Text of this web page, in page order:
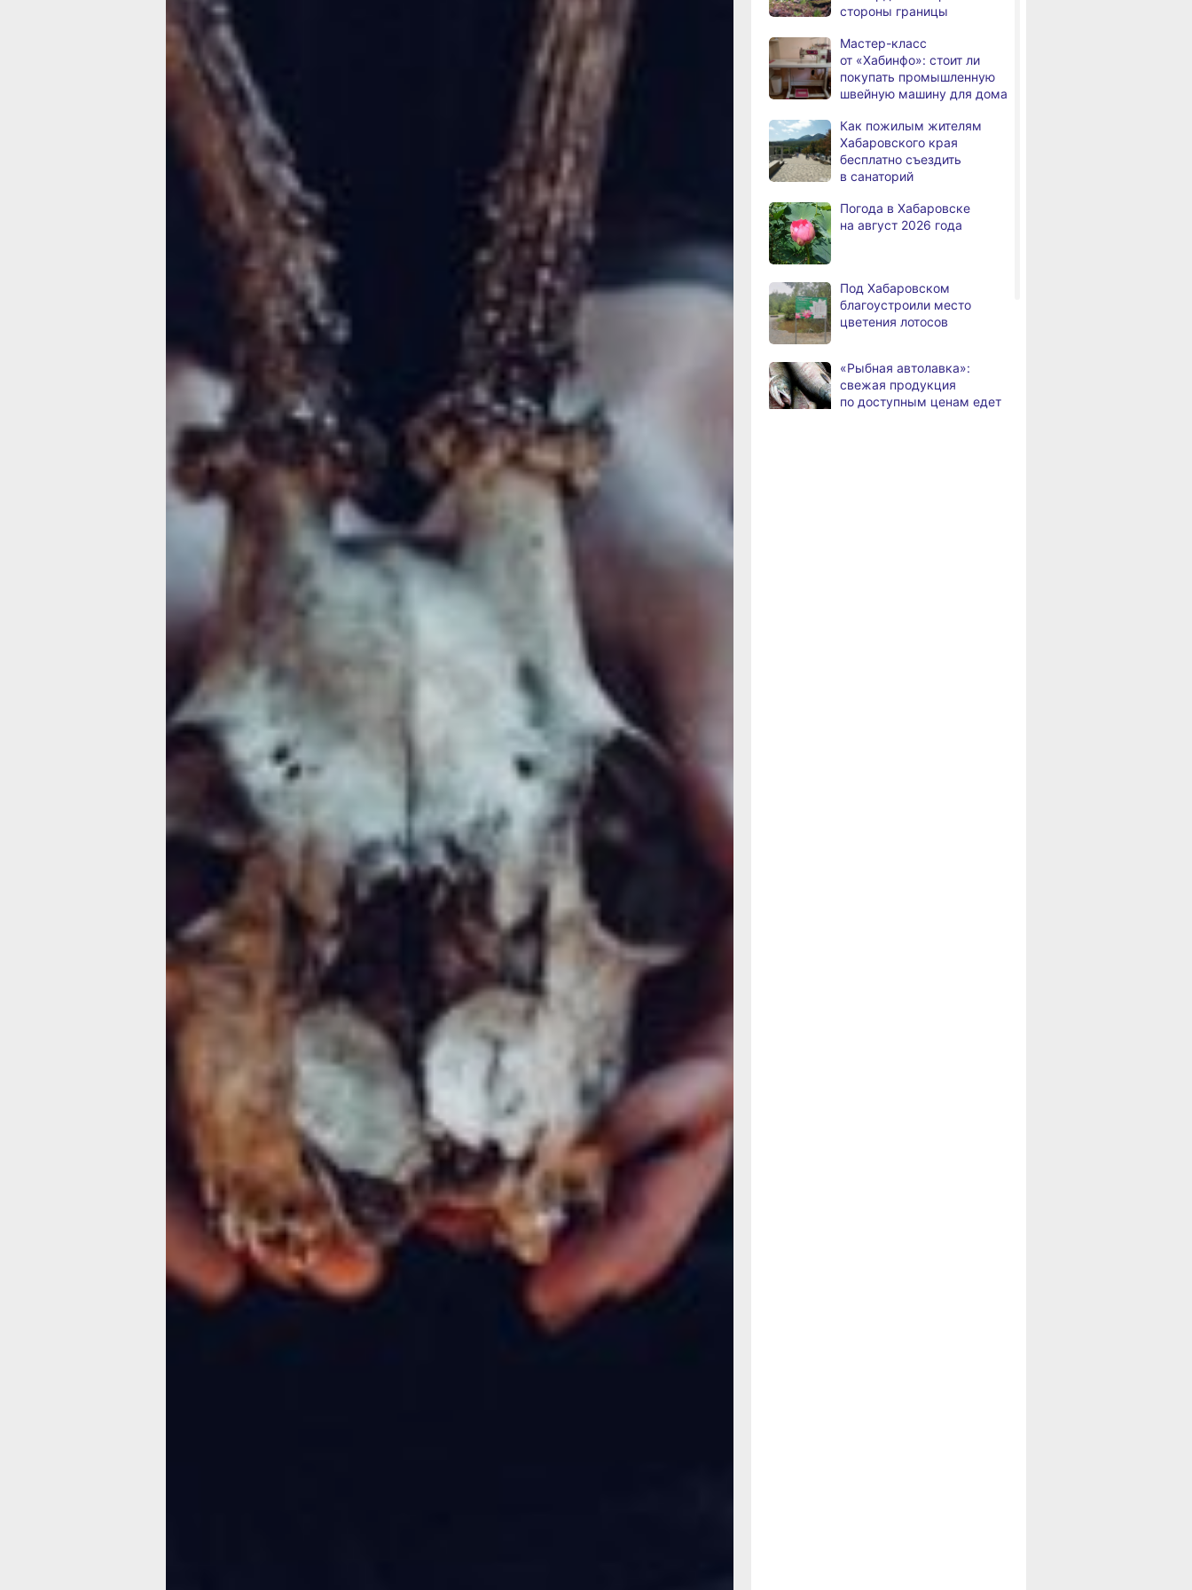
Кадр из фильма «Хэллоуин» (2018 г., 18+)
Как говорится, все гениальное — просто, даже предельно
примитивно. К тому моменту, уже были похожие дешевые
ужастики (к примеру, «Черное Рождество», 18+, 1974 г.),
однако именно безработный Карпентер, впервые
получивший в свои руки солидную сумму аж в 320 тысяч
долларов, сумел при минимуме средств (половина денег тут
же ушла на покупку камер) извлечь просто грандиозный
эффект. Знаменитого хичкоковского саспенса (режиссер
ориентировался именно на его «Психо», 16+), который
держит зрителя за горло от начала и до конца, Джон
добивался при помощи собственной тревожно-
пульсирующей музыки (это, опять же, экономно!),
мастерской работы с субъективной камерой и окружающим
пространством.
Опять же Майк Майерс — один из самых жутких
персонажей мирового кино, мы не слышим его голос,
не видим лицо, однако происходящее на экране без всяких
спецэффектов вызывает архетипический ужас перед ничем
и никак не объяснимым Злом. Да, старшеклассница Лори
Строуд все же дает отпор маньяку, а сыгравшая ее Джейми
Ли Кертис тут же была произведена фанатами в «королевы
крика» и доросла к моменту «Правдивой лжи» (16+)
до звездного статуса. Однако это все сладкие конфетки
и погремушки, а на самом деле вы же понимаете, что не
в кино есть то, что просто нельзя никак убить?
В итоге Карпентер разрубил одним махом сразу три тыквы:
создал поистине бессмертный шедевр, породил целый жанр
кровавого слэшера (хотя строго говоря, в отличие
от многочисленных последователей в его картине 1978 года
почти нет расчлененки, а Джейми даже не раздевается!),
а также создал золотоносный кинобрэнд для давнего
праздника.
миллионов барыша. И началась золотая лихорадка. Прежде
всего, деньги пытались выжать из самой картины
Карпентера. Но уже после первого продолжения стало
понятно, что в этой скромной сюжетной канве мог
развернуться только гений. Третий «Хэллоуин» (1982, 16+)
получивший подзаголовок «Сезон ведьм», попытался было
свернуть с кровавой тропы в лоно самого праздника.
Однако провальная история о мистических масках, которых
должны превратить одевших их детей в «тыквоголовых»,
показала: дело все же не в мистике октябрьского
праздника.
Хэллоуин: жанровые метания
Целевая молодежная аудитория желала пугаться и, пугаясь,
развлекаться. Посему порожденный «Хэллоуином» жанр
слэшера быстро перерезал пуповину и убежал
на маньячную свободу — к «Пятнице, 13» (18+), «Кошмару
на улице Вязов» (18+) с его незабвенным Фредди Крюгером,
«Фантазму» (18+), «Восставшему из ада» (18+), «Крику»
(18+) и прочим кроваво-ужасным франшизам.
человек
11:43,
вчера
В Хабаровске из горящей
квартиры на Чехова
эвакуировали 6 человек
вчера
Хабаровского края
установился высокий класс
пожарной опасности
вчера
Хабаровского края
модернизировали 4G
10:10,
возрождает
Дальневосточную студию
кинохроники
09:52,
вчера
В команду крупного
издательского дома
требуется специалист
по документообороту
стороны границы
Мастер-класс
от «Хабинфо»: стоит ли
покупать промышленную
швейную машину для дома
Как пожилым жителям
Хабаровского края
бесплатно съездить
в санаторий
Погода в Хабаровске
на август 2026 года
Под Хабаровском
благоустроили место
цветения лотосов
«Рыбная автолавка»:
свежая продукция
по доступным ценам едет